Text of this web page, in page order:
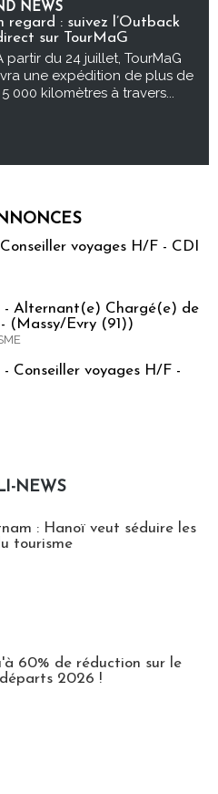
NEWS
regard : suivez l’Outback
sur TourMaG
partir du 24 juillet, TourMaG
une expédition de plus de
5 000 kilomètres à travers...
voyages H/F - CDI
- Alternant(e) Chargé(e) de
(Massy/Evry (91))
Conseiller voyages H/F -
NEWS
: Hanoï veut séduire les
tourisme
60% de réduction sur le
2026 !